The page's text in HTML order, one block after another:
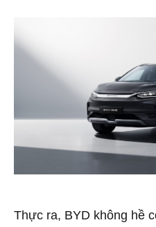
Thực ra, BYD không hề